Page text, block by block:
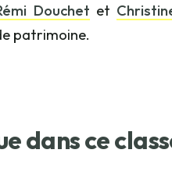
Douchet et
patrimoine.
dans ce